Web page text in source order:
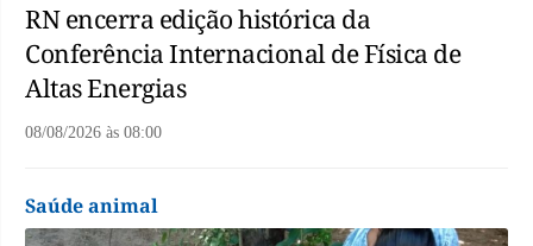
RN encerra edição histórica da
Conferência Internacional de Física de
Altas Energias
08/08/2026 às 08:00
Saúde animal